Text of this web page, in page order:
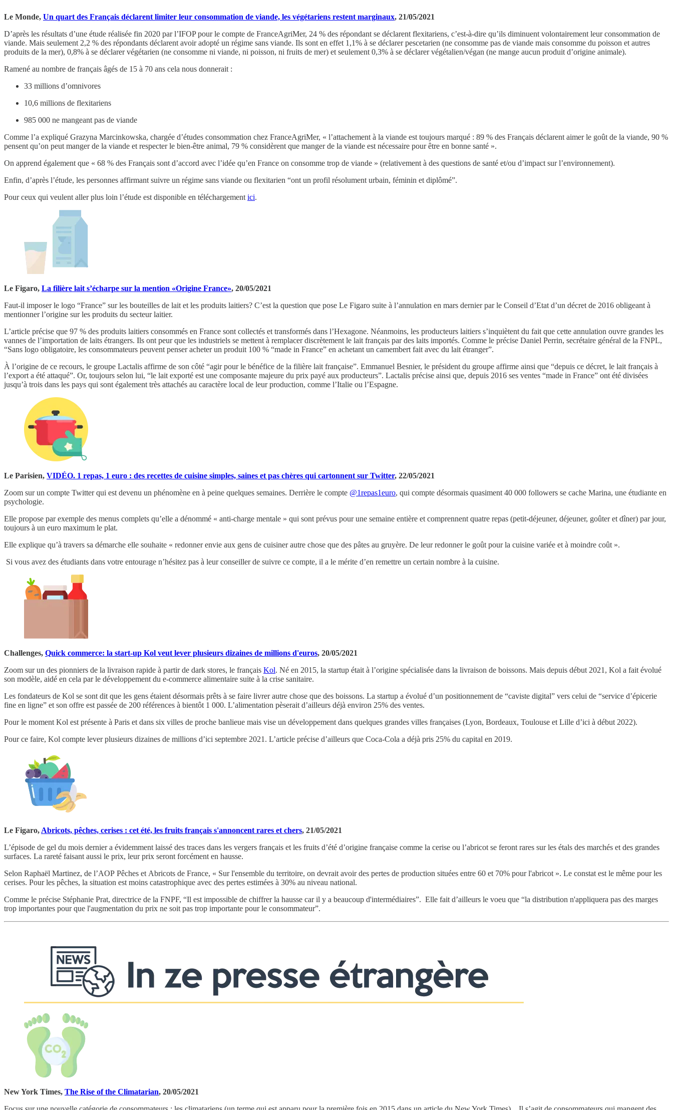
Le Monde, Un quart des Français déclarent limiter leur consommation de viande, les végétariens restent marginaux, 21/05/2021
D’après les résultats d’une étude réalisée fin 2020 par l’IFOP pour le compte de FranceAgriMer, 24 % des répondant se déclarent flexitariens, c’est-à-dire qu’ils diminuent volontairement leur consommation de
viande. Mais seulement 2,2 % des répondants déclarent avoir adopté un régime sans viande. Ils sont en effet 1,1% à se déclarer pescetarien (ne consomme pas de viande mais consomme du poisson et autres
produits de la mer), 0,8% à se déclarer végétarien (ne consomme ni viande, ni poisson, ni fruits de mer) et seulement 0,3% à se déclarer végétalien/végan (ne mange aucun produit d’origine animale).
Ramené au nombre de français âgés de 15 à 70 ans cela nous donnerait :
33 millions d’omnivores
10,6 millions de flexitariens
985 000 ne mangeant pas de viande
Comme l’a expliqué Grazyna Marcinkowska, chargée d’études consommation chez FranceAgriMer, « l’attachement à la viande est toujours marqué : 89 % des Français déclarent aimer le goût de la viande, 90 %
pensent qu’on peut manger de la viande et respecter le bien-être animal, 79 % considèrent que manger de la viande est nécessaire pour être en bonne santé ».
On apprend également que « 68 % des Français sont d’accord avec l’idée qu’en France on consomme trop de viande » (relativement à des questions de santé et/ou d’impact sur l’environnement).
Enfin, d’après l’étude, les personnes affirmant suivre un régime sans viande ou flexitarien “ont un profil résolument urbain, féminin et diplômé”.
Pour ceux qui veulent aller plus loin l’étude est disponible en téléchargement ici.
Le Figaro, La filière lait s’écharpe sur la mention «Origine France», 20/05/2021
Faut-il imposer le logo “France” sur les bouteilles de lait et les produits laitiers? C’est la question que pose Le Figaro suite à l’annulation en mars dernier par le Conseil d’Etat d’un décret de 2016 obligeant à
mentionner l’origine sur les produits du secteur laitier.
L’article précise que 97 % des produits laitiers consommés en France sont collectés et transformés dans l’Hexagone. Néanmoins, les producteurs laitiers s’inquiètent du fait que cette annulation ouvre grandes les
vannes de l’importation de laits étrangers. Ils ont peur que les industriels se mettent à remplacer discrètement le lait français par des laits importés. Comme le précise Daniel Perrin, secrétaire général de la FNPL,
“Sans logo obligatoire, les consommateurs peuvent penser acheter un produit 100 % “made in France” en achetant un camembert fait avec du lait étranger”.
À l’origine de ce recours, le groupe Lactalis affirme de son côté “agir pour le bénéfice de la filière lait française”. Emmanuel Besnier, le président du groupe affirme ainsi que “depuis ce décret, le lait français à
l’export a été attaqué”. Or, toujours selon lui, “le lait exporté est une composante majeure du prix payé aux producteurs”. Lactalis précise ainsi que, depuis 2016 ses ventes “made in France” ont été divisées
jusqu’à trois dans les pays qui sont également très attachés au caractère local de leur production, comme l’Italie ou l’Espagne.
Le Parisien, VIDÉO. 1 repas, 1 euro : des recettes de cuisine simples, saines et pas chères qui cartonnent sur Twitter, 22/05/2021
Zoom sur un compte Twitter qui est devenu un phénomène en à peine quelques semaines. Derrière le compte @1repas1euro, qui compte désormais quasiment 40 000 followers se cache Marina, une étudiante en
psychologie.
Elle propose par exemple des menus complets qu’elle a dénommé « anti-charge mentale » qui sont prévus pour une semaine entière et comprennent quatre repas (petit-déjeuner, déjeuner, goûter et dîner) par jour,
toujours à un euro maximum le plat.
Elle explique qu’à travers sa démarche elle souhaite « redonner envie aux gens de cuisiner autre chose que des pâtes au gruyère. De leur redonner le goût pour la cuisine variée et à moindre coût ».
Si vous avez des étudiants dans votre entourage n’hésitez pas à leur conseiller de suivre ce compte, il a le mérite d’en remettre un certain nombre à la cuisine.
Challenges, Quick commerce: la start-up Kol veut lever plusieurs dizaines de millions d'euros, 20/05/2021
Zoom sur un des pionniers de la livraison rapide à partir de dark stores, le français Kol. Né en 2015, la startup était à l’origine spécialisée dans la livraison de boissons. Mais depuis début 2021, Kol a fait évolué
son modèle, aidé en cela par le développement du e-commerce alimentaire suite à la crise sanitaire.
Les fondateurs de Kol se sont dit que les gens étaient désormais prêts à se faire livrer autre chose que des boissons. La startup a évolué d’un positionnement de “caviste digital” vers celui de “service d’épicerie
fine en ligne” et son offre est passée de 200 références à bientôt 1 000. L’alimentation pèserait d’ailleurs déjà environ 25% des ventes.
Pour le moment Kol est présente à Paris et dans six villes de proche banlieue mais vise un développement dans quelques grandes villes françaises (Lyon, Bordeaux, Toulouse et Lille d’ici à début 2022).
Pour ce faire, Kol compte lever plusieurs dizaines de millions d’ici septembre 2021. L’article précise d’ailleurs que Coca-Cola a déjà pris 25% du capital en 2019.
Le Figaro, Abricots, pêches, cerises : cet été, les fruits français s'annoncent rares et chers, 21/05/2021
L’épisode de gel du mois dernier a évidemment laissé des traces dans les vergers français et les fruits d’été d’origine française comme la cerise ou l’abricot se feront rares sur les étals des marchés et des grandes
surfaces. La rareté faisant aussi le prix, leur prix seront forcément en hausse.
Selon Raphaël Martinez, de l’AOP Pêches et Abricots de France, « Sur l'ensemble du territoire, on devrait avoir des pertes de production situées entre 60 et 70% pour l'abricot ». Le constat est le même pour les
cerises. Pour les pêches, la situation est moins catastrophique avec des pertes estimées à 30% au niveau national.
Comme le précise Stéphanie Prat, directrice de la FNPF, “Il est impossible de chiffrer la hausse car il y a beaucoup d'intermédiaires”. Elle fait d’ailleurs le voeu que “la distribution n'appliquera pas des marges
trop importantes pour que l'augmentation du prix ne soit pas trop importante pour le consommateur”.
New York Times, The Rise of the Climatarian, 20/05/2021